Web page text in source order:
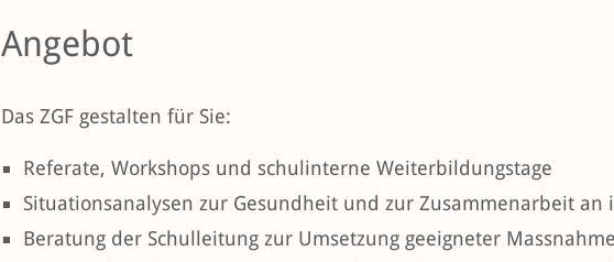
Angebot
Das ZGF gestalten für Sie:
Referate, Workshops und schulinterne Weiterbildungstage
Situationsanalysen zur Gesundheit und zur Zusammenarbeit an
Beratung der Schulleitung zur Umsetzung geeigneter